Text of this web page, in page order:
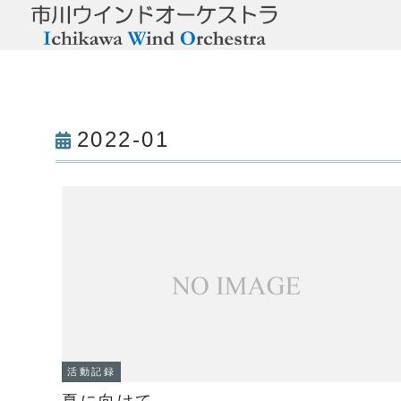
2022-01
活動記録